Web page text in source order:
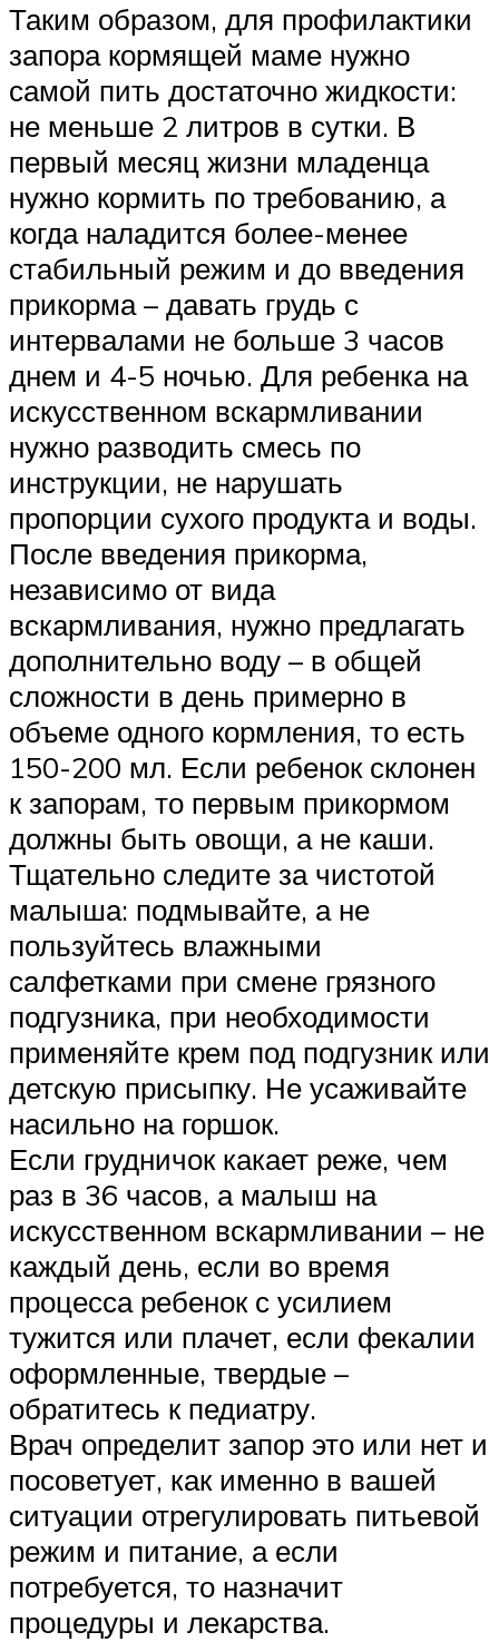
Таким образом, для профилактики
запора кормящей маме нужно
самой пить достаточно жидкости:
не меньше 2 литров в сутки. В
первый месяц жизни младенца
нужно кормить по требованию, а
когда наладится более-менее
стабильный режим и до введения
прикорма – давать грудь с
интервалами не больше 3 часов
днем и 4-5 ночью. Для ребенка на
искусственном вскармливании
нужно разводить смесь по
инструкции, не нарушать
пропорции сухого продукта и воды.
После введения прикорма,
независимо от вида
вскармливания, нужно предлагать
дополнительно воду – в общей
сложности в день примерно в
объеме одного кормления, то есть
150-200 мл. Если ребенок склонен
к запорам, то первым прикормом
должны быть овощи, а не каши.
Тщательно следите за чистотой
малыша: подмывайте, а не
пользуйтесь влажными
салфетками при смене грязного
подгузника, при необходимости
применяйте крем под подгузник или
детскую присыпку. Не усаживайте
насильно на горшок.
Если грудничок какает реже, чем
раз в 36 часов, а малыш на
искусственном вскармливании – не
каждый день, если во время
процесса ребенок с усилием
тужится или плачет, если фекалии
оформленные, твердые –
обратитесь к педиатру.
Врач определит запор это или нет и
посоветует, как именно в вашей
ситуации отрегулировать питьевой
режим и питание, а если
потребуется, то назначит
процедуры и лекарства.